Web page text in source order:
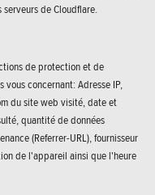
de Cloudflare.
de protection et de
concernant: Adresse IP,
du site web visité, date et
quantité de données
(Referrer-URL), fournisseur
de l'appareil ainsi que l'heure